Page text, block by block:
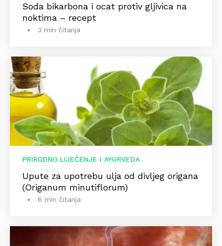
Soda bikarbona i ocat protiv gljivica na
noktima – recept
3 min čitanja
PRIRODNO LIJEČENJE I AYURVEDA
Upute za upotrebu ulja od divljeg origana
(Origanum minutiflorum)
6 min čitanja